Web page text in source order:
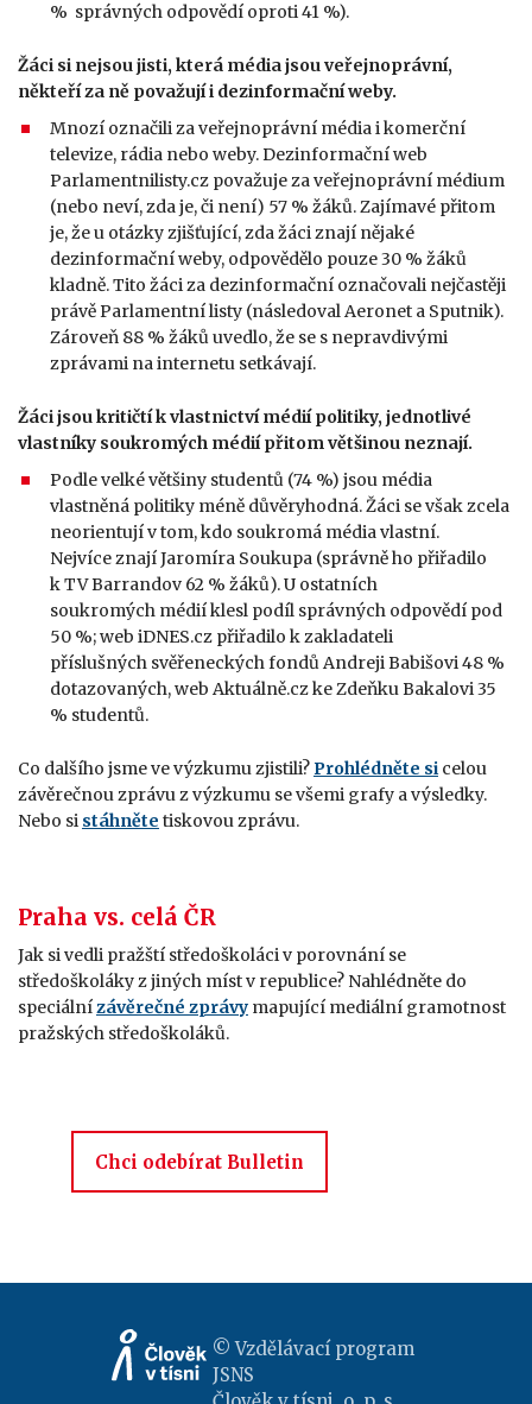
% správných odpovědí oproti 41 %).
Žáci si nejsou jisti, která média jsou veřejnoprávní,
někteří za ně považují i dezinformační weby.
Mnozí označili za veřejnoprávní média i komerční
televize, rádia nebo weby. Dezinformační web
Parlamentnilisty.cz považuje za veřejnoprávní médium
(nebo neví, zda je, či není) 57 % žáků. Zajímavé přitom
je, že u otázky zjišťující, zda žáci znají nějaké
dezinformační weby, odpovědělo pouze 30 % žáků
kladně. Tito žáci za dezinformační označovali nejčastěji
právě Parlamentní listy (následoval Aeronet a Sputnik).
Zároveň 88 % žáků uvedlo, že se s nepravdivými
zprávami na internetu setkávají.
Žáci jsou kritičtí k vlastnictví médií politiky, jednotlivé
vlastníky soukromých médií přitom většinou neznají.
Podle velké většiny studentů (74 %) jsou média
vlastněná politiky méně důvěryhodná. Žáci se však zcela
neorientují v tom, kdo soukromá média vlastní.
Nejvíce znají Jaromíra Soukupa (správně ho přiřadilo
k TV Barrandov 62 % žáků). U ostatních
soukromých médií klesl podíl správných odpovědí pod
50 %; web iDNES.cz přiřadilo k zakladateli
příslušných svěřeneckých fondů Andreji Babišovi 48 %
dotazovaných, web Aktuálně.cz ke Zdeňku Bakalovi 35
% studentů.
Co dalšího jsme ve výzkumu zjistili?Prohlédněte si celou
závěrečnou zprávu z výzkumu se všemi grafy a výsledky.
Nebo si stáhněte tiskovou zprávu.
Praha vs. celá ČR
Jak si vedli pražští středoškoláci v porovnání se
středoškoláky z jiných míst v republice? Nahlédněte do
speciálnízávěrečné zprávy mapující mediální gramotnost
pražských středoškoláků.
Chci odebírat Bulletin
© Vzdělávací program
JSNS